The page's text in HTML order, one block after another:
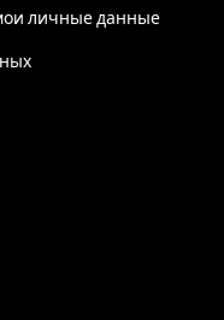
личные данные